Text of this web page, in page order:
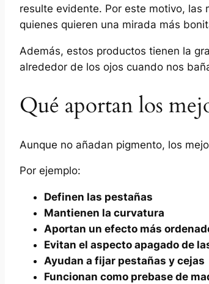
resulte evidente. Por este motivo, las
quienes quieren una mirada más
Además, estos productos tienen la
alrededor de los ojos cuando nos
Qué aportan los
Aunque no añadan pigmento, los
Por ejemplo:
Definen las pestañas
Mantienen la curvatura
Aportan un efecto más
Evitan el aspecto apagado de
Ayudan a fijar pestañas y cejas
Funcionan como prebase de